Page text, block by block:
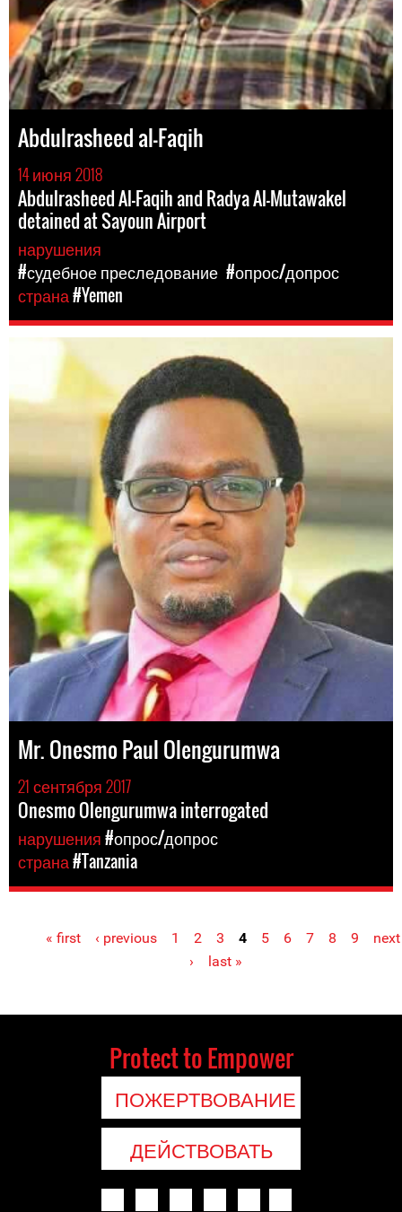
Abdulrasheed al-Faqih
14 июня 2018
Abdulrasheed Al-Faqih and Radya Al-Mutawakel
detained at Sayoun Airport
нарушения
#судебное преследование #опрос/допрос
страна#Yemen
Mr. Onesmo Paul Olengurumwa
21 сентября 2017
Onesmo Olengurumwa interrogated
нарушения#опрос/допрос
страна#Tanzania
Pages« first ‹ previous 1 2 3 4 5 6 7 8 9
next
›
last »
Protect to Empower
ПОЖЕРТВОВАНИЕ
ДЕЙСТВОВАТЬ